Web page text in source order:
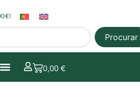
Procurar
0,00€